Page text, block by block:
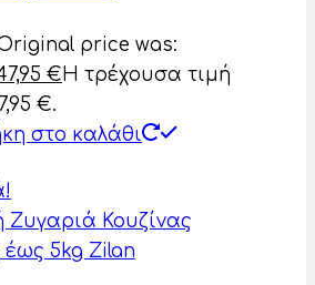
price was:
€Η τρέχουσα τιμή
€.
στο καλάθι